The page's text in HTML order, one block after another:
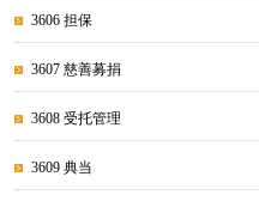
3606 担保
3607 慈善募捐
3608 受托管理
3609 典当